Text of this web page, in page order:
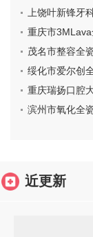
一步到位
上饶叶新锋牙
重庆市
茂名市整容全
价格费用爆出
绥化市爱尔创
重庆瑞扬口腔
光-氧化锆全瓷
滨州市氧化全
近更新